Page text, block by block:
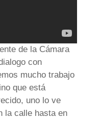
de la Cámara
con
mucho trabajo
que está
uno lo ve
la calle hasta en